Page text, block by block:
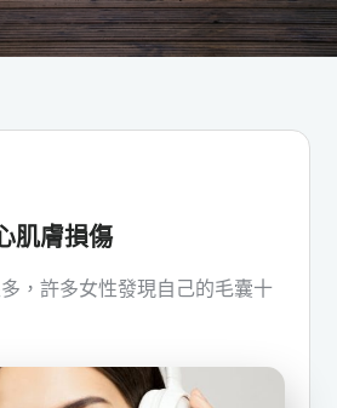
肌膚損傷
，許多女性發現自己的毛囊十